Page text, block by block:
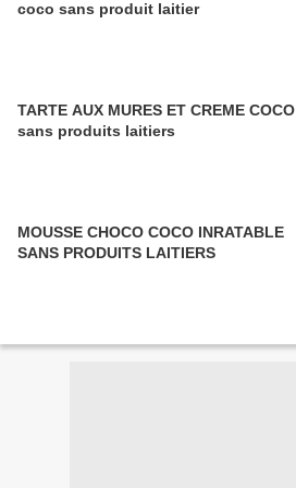
coco sans produit laitier
TARTE AUX MURES ET CREME COCO
sans produits laitiers
MOUSSE CHOCO COCO INRATABLE
SANS PRODUITS LAITIERS